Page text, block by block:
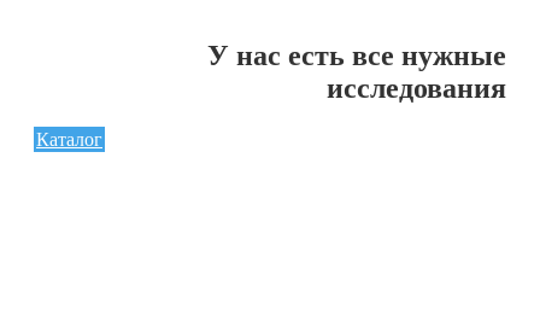
У нас есть все нужные
исследования
Каталог